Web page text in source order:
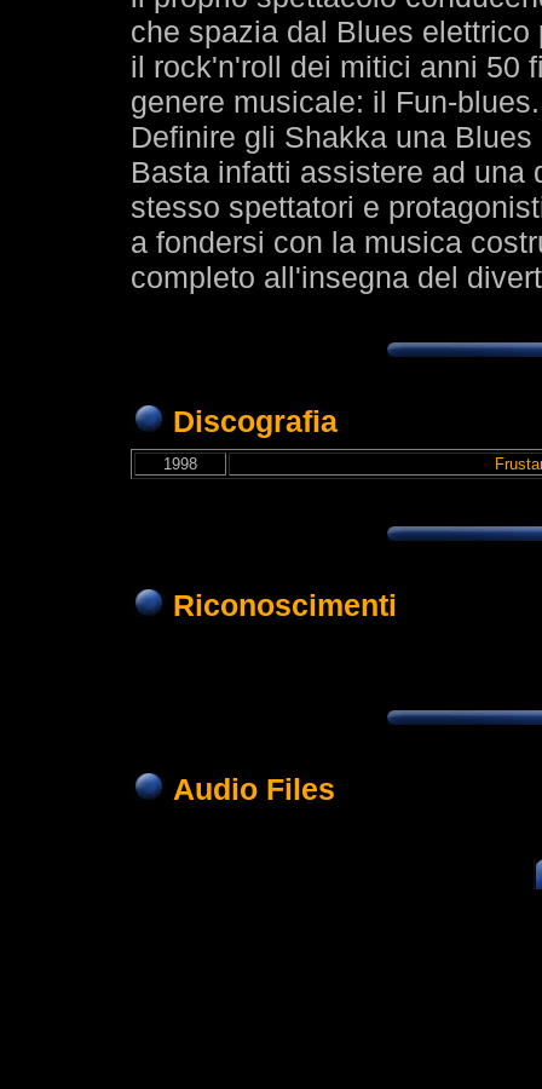
che spazia dal Blues
il rock'n'roll dei mitici anni 50
genere musicale: il Fun-blues.
Definire gli Shakka una
Basta infatti assistere ad una
stesso spettatori e
a fondersi con la musica
completo all'insegna del
Discografia
1998
Riconoscimenti
Audio Files